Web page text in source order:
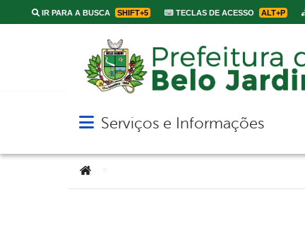
IR PARA A BUSCA SHIFT+5 TECLAS DE ACESSO ALT+P
Abrir menu principal de navegação
Serviços e Informações
Você está aqui: